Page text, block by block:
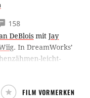
158
DeBlois mit Jay
. In DreamWorks’
leicht-
Ohnezahn
FILM VORMERKEN